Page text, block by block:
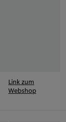
Link zum
Webshop